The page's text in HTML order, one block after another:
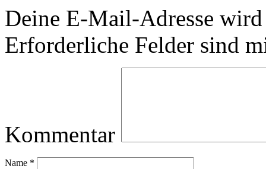
Deine E-Mail-Adresse
Erforderliche Felder sind
Kommentar
Name *